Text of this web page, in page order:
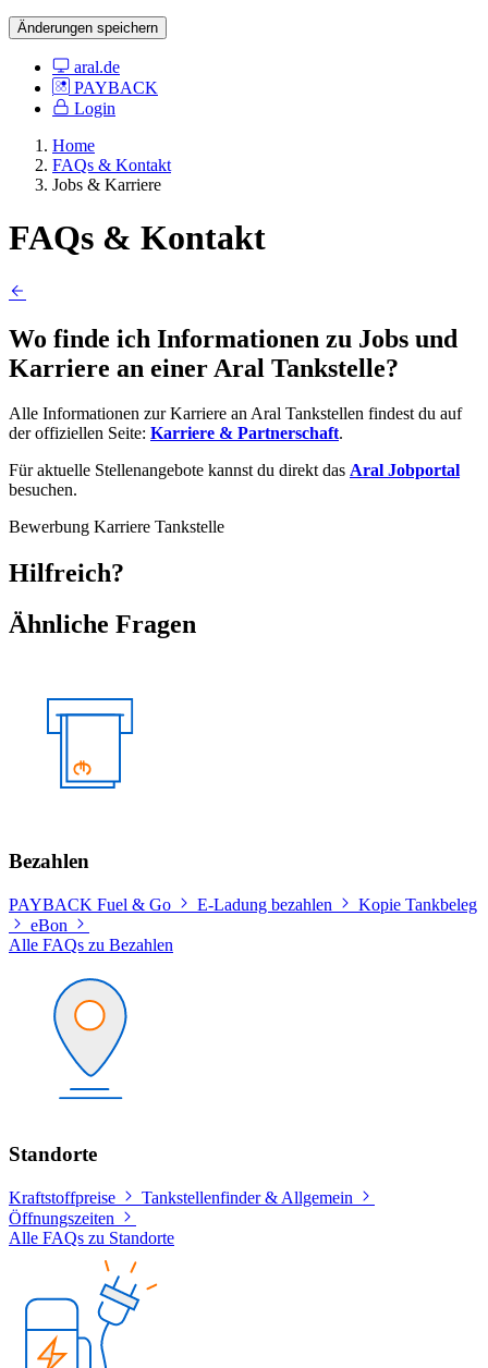
Änderungen speichern
aral.de
PAYBACK
Login
Home
FAQs & Kontakt
Jobs & Karriere
FAQs & Kontakt
Wo finde ich Informationen zu Jobs und
Karriere an einer Aral Tankstelle?
Alle Informationen zur Karriere an Aral Tankstellen findest du auf
der offiziellen Seite: Karriere & Partnerschaft.
Für aktuelle Stellenangebote kannst du direkt das Aral Jobportal
besuchen.
Bewerbung Karriere Tankstelle
Hilfreich?
Ähnliche Fragen
Bezahlen
PAYBACK Fuel & Go E-Ladung bezahlen
Kopie Tankbeleg
eBon
Alle FAQs zu Bezahlen
Standorte
Kraftstoffpreise
Tankstellenfinder & Allgemein
Öffnungszeiten
Alle FAQs zu Standorte